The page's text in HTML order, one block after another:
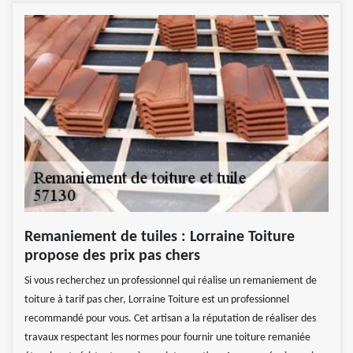
Remaniement de tuiles : Lorraine Toiture
propose des prix pas chers
Si vous recherchez un professionnel qui réalise un remaniement de
toiture à tarif pas cher, Lorraine Toiture est un professionnel
recommandé pour vous. Cet artisan a la réputation de réaliser des
travaux respectant les normes pour fournir une toiture remaniée